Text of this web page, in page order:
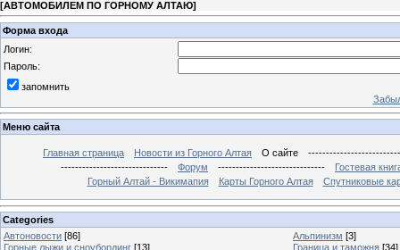
[АВТОМОБИЛЕМ ПО ГОРНОМУ АЛТАЮ]
Форма входа
Логин:
Пароль:
запомнить
Меню сайта
Главная страница Новости из Горного Алтая О сайте
------------------------------
Форум ------------------------------
Гостевая
Горный Алтай - Викимапия
Карты Горного Алтая Спутниковые
Categories
Автоновости [86] Альпинизм [3]
Горные лыжи и сноубординг [13] Граница и таможня [34]